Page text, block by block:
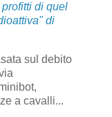
di quel
di
sul debito
a cavalli...